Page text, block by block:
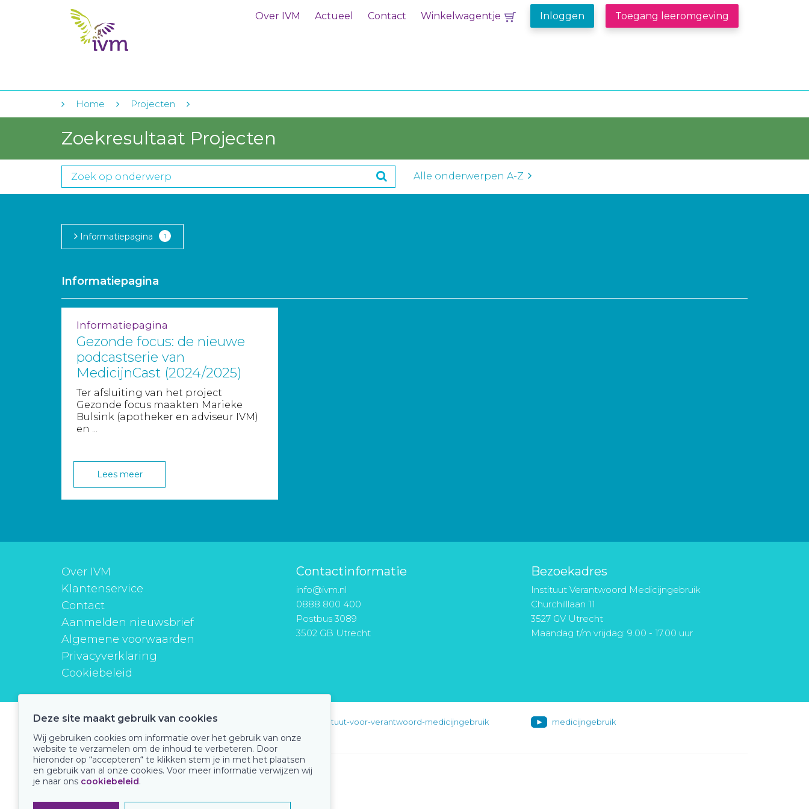
Over IVM Actueel Contact Winkelwagentje Inloggen Toegang leeromgeving
Home Projecten
Zoekresultaat Projecten
Alle onderwerpen A-Z
Informatiepagina 1
Informatiepagina
Informatiepagina
Gezonde focus: de nieuwe
podcastserie van
MedicijnCast (2024/2025)
Ter afsluiting van het project
Gezonde focus maakten Marieke
Bulsink (apotheker en adviseur IVM)
en ...
Lees meer
Over IVM
Klantenservice
Contact
Aanmelden nieuwsbrief
Algemene voorwaarden
Privacyverklaring
Cookiebeleid
Contactinformatie
info@ivm.nl
0888 800 400
Postbus 3089
3502 GB Utrecht
Bezoekadres
Instituut Verantwoord Medicijngebruik
Churchilllaan 11
3527 GV Utrecht
Maandag t/m vrijdag: 9.00 - 17.00 uur
instituutverantwoordmedicijngebruik instituut-voor-verantwoord-medicijngebruik medicijngebruik
Onze keurmerken
Deze site maakt gebruik van cookies
Wij gebruiken cookies om informatie over het gebruik van onze
website te verzamelen om de inhoud te verbeteren. Door
hieronder op “accepteren“ te klikken stem je in met het plaatsen
en gebruik van al onze cookies. Voor meer informatie verwijzen wij
je naar ons cookiebeleid.